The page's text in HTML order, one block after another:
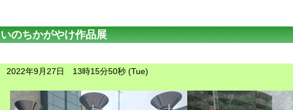
いのちかがやけ作品展
2022年9月27日 13時15分50秒 (Tue)